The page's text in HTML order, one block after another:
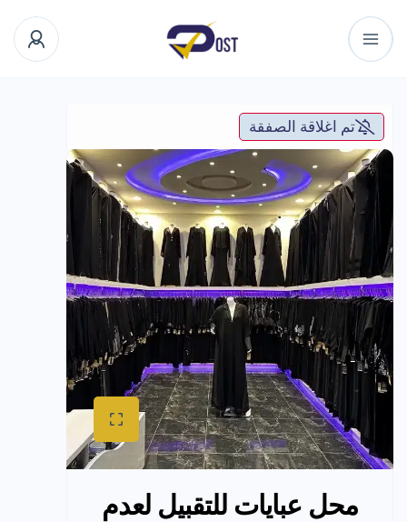
تم اغلاقة الصفقة
محل عبايات للتقبيل لعدم